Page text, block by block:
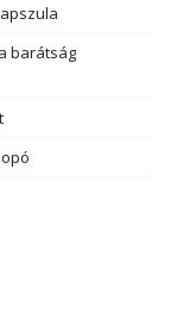
barátság